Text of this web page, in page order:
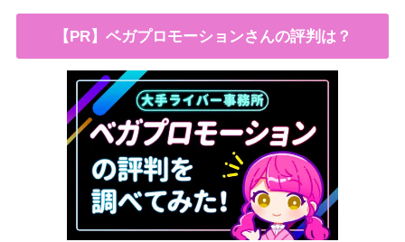
【PR】ベガプロモーションさんの評判は？